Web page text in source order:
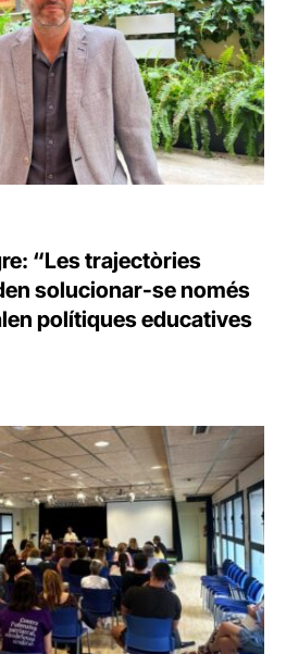
“Les trajectòries
solucionar-se només
polítiques educatives